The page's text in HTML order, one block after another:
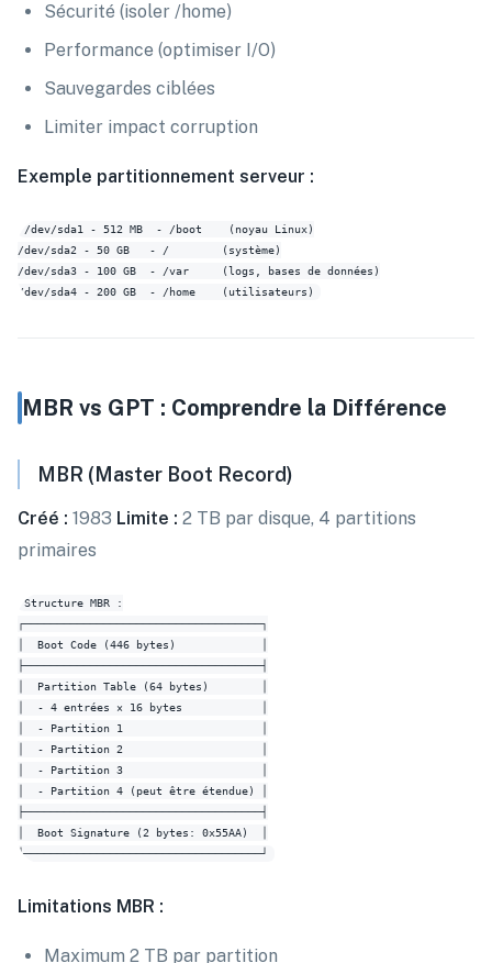
Sécurité (isoler /home)
Performance (optimiser I/O)
Sauvegardes ciblées
Limiter impact corruption
Exemple partitionnement serveur :
/dev/sda1 - 512 MB  - /boot    (noyau Linux)
/dev/sda2 - 50 GB   - /        (système)
/dev/sda3 - 100 GB  - /var     (logs, bases de données)
MBR vs GPT : Comprendre la Différence
MBR (Master Boot Record)
Créé : 1983 Limite : 2 TB par disque, 4 partitions
primaires
Structure MBR :
┌────────────────────────────────────┐
│  Boot Code (446 bytes)             │
├────────────────────────────────────┤
│  Partition Table (64 bytes)        │
│  - 4 entrées × 16 bytes            │
│  - Partition 1                     │
│  - Partition 2                     │
│  - Partition 3                     │
│  - Partition 4 (peut être étendue) │
├────────────────────────────────────┤
│  Boot Signature (2 bytes: 0x55AA)  │
Limitations MBR :
Maximum 2 TB par partition